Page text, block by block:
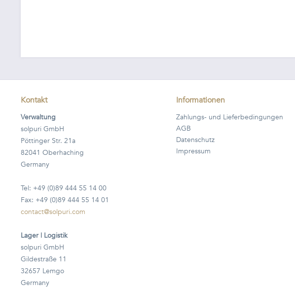
Kontakt
Verwaltung
solpuri GmbH
Pöttinger Str. 21a
82041 Oberhaching
Germany
Tel: +49 (0)89 444 55 14 00
Fax: +49 (0)89 444 55 14 01
contact@solpuri.com
Lager | Logistik
solpuri GmbH
Gildestraße 11
32657 Lemgo
Germany
Informationen
Zahlungs- und Lieferbedingungen
AGB
Datenschutz
Impressum